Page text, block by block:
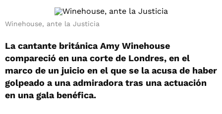
Winehouse, ante la Justicia
La cantante británica Amy Winehouse
compareció en una corte de Londres, en el
marco de un juicio en el que se la acusa de haber
golpeado a una admiradora tras una actuación
en una gala benéfica.